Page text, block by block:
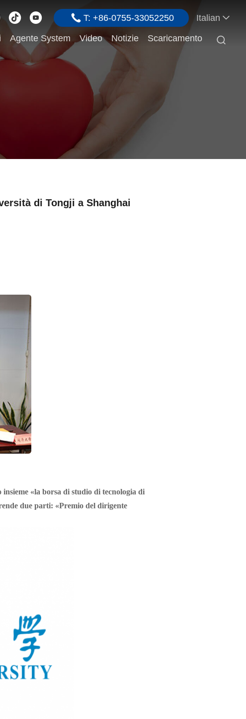
T: +86-0755-33052250 Italian
Agente System Video Notizie Scaricamento 
di Tongji a Shanghai
«la borsa di studio di tecnologia di
due parti: «Premio del dirigente